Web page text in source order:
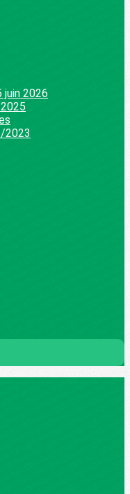
2026
2023